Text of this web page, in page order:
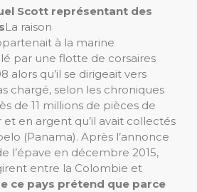
Scott représentant des
La raison
à la marine
par une flotte de corsaires
alors qu’il se dirigeait vers
chargé, selon les chroniques
de 11 millions de pièces de
et en argent qu’il avait collectés
(Panama). Après l’annonce
l’épave en décembre 2015,
entre la Colombie et
ce pays prétend que parce